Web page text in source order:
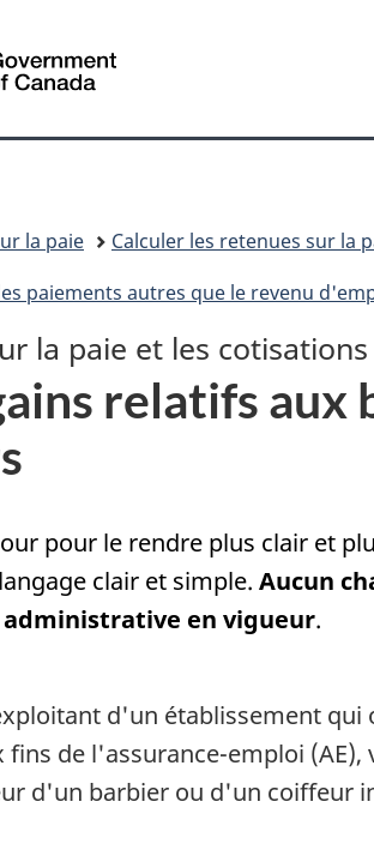
Canada
la paie
Calculer les retenues sur la
paiements autres que le revenu
la paie et les cotisations
relatifs aux
pour le rendre plus clair et
clair et simple. Aucun
en vigueur.
d'un établissement qui
de l'assurance-emploi (AE),
d'un barbier ou d'un coiffeur